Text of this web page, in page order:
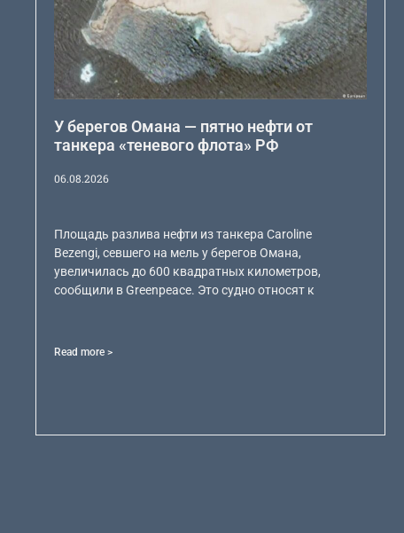
У берегов Омана — пятно нефти от
танкера «теневого флота» РФ
06.08.2026
Площадь разлива нефти из танкера Caroline
Bezengi, севшего на мель у берегов Омана,
увеличилась до 600 квадратных километров,
сообщили в Greenpeace. Это судно относят к
Read more >